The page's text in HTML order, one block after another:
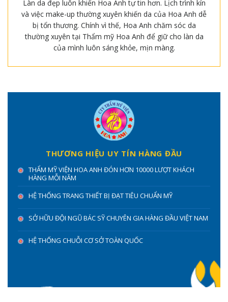
Làn da đẹp luôn khiến Hoa Anh tự tin hơn. Lịch trình kín
và việc make-up thường xuyên khiến da của Hoa Anh dễ
bị tổn thương. Chính vì thế, Hoa Anh chăm sóc da
thường xuyên tại Thẩm mỹ Hoa Anh để giữ cho làn da
của mình luôn sáng khỏe, mịn màng.
THƯƠNG HIỆU UY TÍN HÀNG ĐẦU
THẨM MỸ VIỆN HOA ANH ĐÓN HƠN 10000 LƯỢT KHÁCH
HÀNG MỖI NĂM
HỆ THỐNG TRANG THIẾT BỊ ĐẠT TIÊU CHUẨN MỸ
SỞ HỮU ĐỘI NGŨ BÁC SỸ CHUYÊN GIA HÀNG ĐẦU VIỆT NAM
HỆ THỐNG CHUỖI CƠ SỞ TOÀN QUỐC